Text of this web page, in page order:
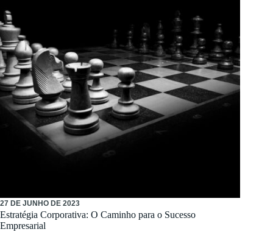
27 DE JUNHO DE 2023
Estratégia Corporativa: O Caminho para o Sucesso
Empresarial